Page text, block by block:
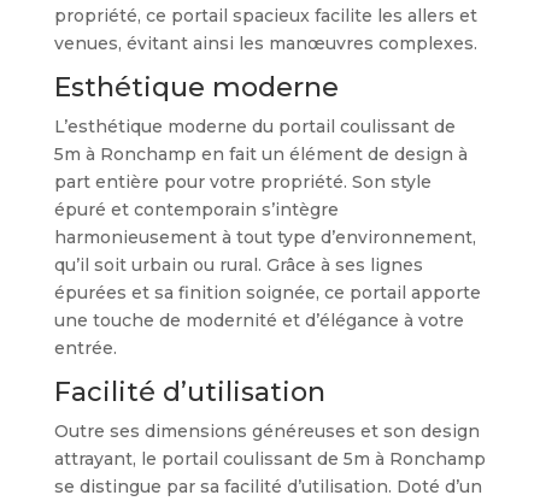
propriété, ce portail spacieux facilite les allers et
venues, évitant ainsi les manœuvres complexes.
Esthétique moderne
L’esthétique moderne du portail coulissant de
5m à Ronchamp en fait un élément de design à
part entière pour votre propriété. Son style
épuré et contemporain s’intègre
harmonieusement à tout type d’environnement,
qu’il soit urbain ou rural. Grâce à ses lignes
épurées et sa finition soignée, ce portail apporte
une touche de modernité et d’élégance à votre
entrée.
Facilité d’utilisation
Outre ses dimensions généreuses et son design
attrayant, le portail coulissant de 5m à Ronchamp
se distingue par sa facilité d’utilisation. Doté d’un